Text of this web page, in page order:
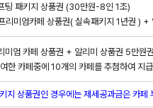
팅 패키지 상품권 (30만원-8인 1조)
리미엄카페 상품권( 실속패키지 1년권 ) +
미엄 카페 상품권 + 알리미 상품권 5만원
한 카페중에 10개의 카페를 추첨하여 지
경우에는 제세공과금은 카페 부